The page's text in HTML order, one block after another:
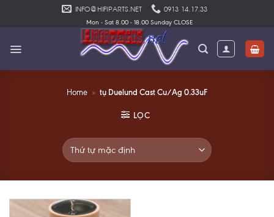
INFO@HIFIPARTS.NET 0913 14.17.33
Mon - Sat 8.00 - 18.00 Sunday CLOSE
Home » tụ Duelund Cast Cu/Ag 0.33uF
LỌC